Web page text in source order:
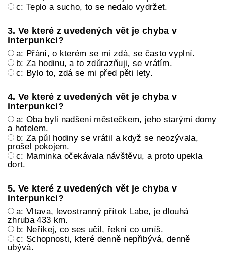
c: Teplo a sucho, to se nedalo vydržet.
3. Ve které z uvedených vět je chyba v
interpunkci?
a: Přání, o kterém se mi zdá, se často vyplní.
b: Za hodinu, a to zdůrazňuji, se vrátím.
c: Bylo to, zdá se mi před pěti lety.
4. Ve které z uvedených vět je chyba v
interpunkci?
a: Oba byli nadšeni městečkem, jeho starými domy
a hotelem.
b: Za půl hodiny se vrátil a když se neozývala,
prošel pokojem.
c: Maminka očekávala návštěvu, a proto upekla
dort.
5. Ve které z uvedených vět je chyba v
interpunkci?
a: Vltava, levostranný přítok Labe, je dlouhá
zhruba 433 km.
b: Neříkej, co ses učil, řekni co umíš.
c: Schopnosti, které denně nepřibývá, denně
ubývá.